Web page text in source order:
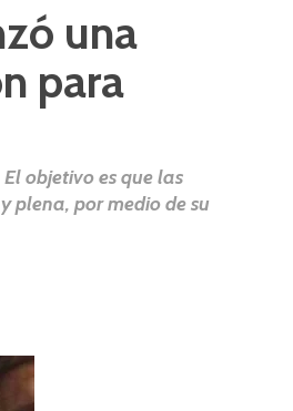
una
para
objetivo es que las
plena, por medio de su